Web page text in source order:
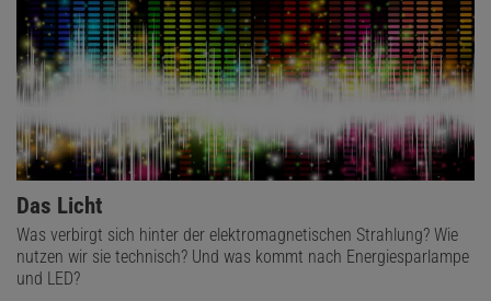
wahrnehmen – als kurzen, meist nur wenige Sekunden andauernden
grünen Blitz.
Dieser Artikel ist enthalten in
Spektrum Kompakt,
Die Atmosphäre – Schutzhülle der Erde
Ausgabe als PDF-Download (EUR 4,99)
Spektrum Kompakt-Archiv
Diesen Artikel empfehlen:
Das Licht
Was verbirgt sich hinter der elektromagnetischen Strahlung? Wie
nutzen wir sie technisch? Und was kommt nach Energiesparlampe
und LED?